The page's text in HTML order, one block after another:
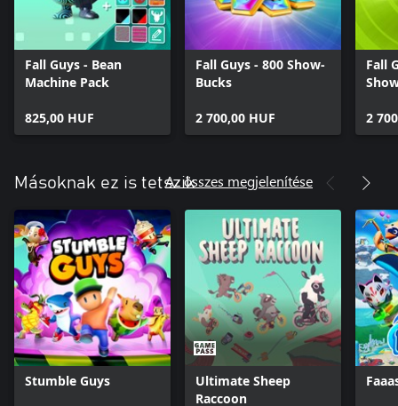
Fall Guys - Bean
Machine Pack
825,00 HUF
Fall Guys - 800 Show-
Bucks
2 700,00 HUF
Fall
2
Másoknak ez is tetszikAz összes megjelenítése
Stumble Guys
Ultimate Sheep
Raccoon